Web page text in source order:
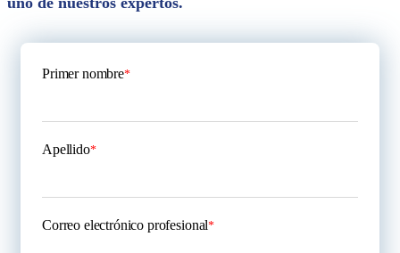
Primer nombre*
Apellido*
Correo electrónico profesional*